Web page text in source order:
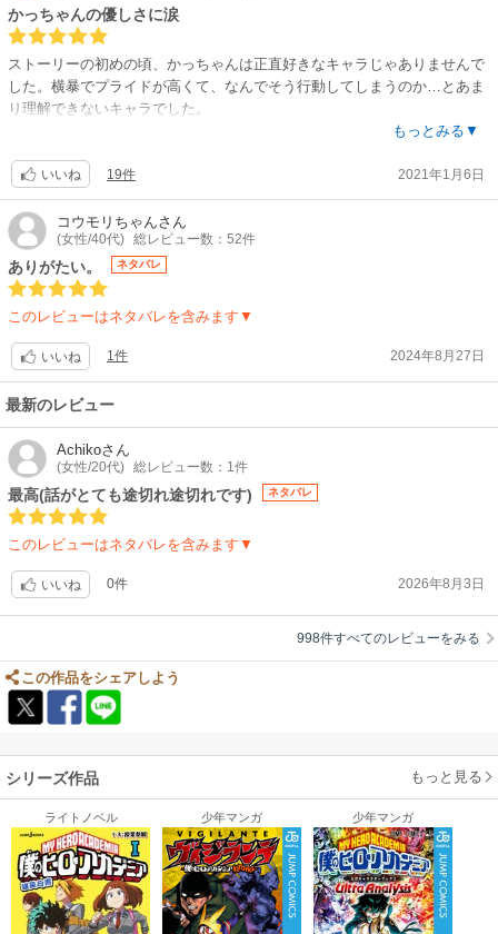
しい大人(私も含めて)でも、どのくらい製作陣のメッセージを理解できる
のか分からないけど、何度か読み直して分かったり、今は分からなくとも
何年か経ってから気付いたりするのだろうな。
子どもが小学生ですが、残念ながら今はコロコロ派です。私もネット(シー
モア)で全巻読んじゃったなー。紙で全巻買ってリビングに置かなきゃ。い
きる子になりますように。
平和を願える子に育ってはいますが、そのための振る舞いや行動とは何な
のか、気づくといいな。
これは英語や主要言語だけじゃなくて、どうにか頑張って世界中言語に訳
しての世界中の子ども達が読めるようにしてあげてほしいと思いました。
(教科書に載せます？？)
ヒロアカはもちろん、日本の漫画って世界の財産だなと思いました。
USJ行く前に読みたかった。。。
かっちゃんの優しさに涙
ストーリーの初めの頃、かっちゃんは正直好きなキャラじゃありませんで
した。横暴でプライドが高くて、なんでそう行動してしまうのか…とあま
り理解できないキャラでした。
でも物語が進むごとに、かっちゃんが各場面で何を考え、どう感じていた
口は悪くとも理路整然と作戦をたて、遂行できるところ。街の人々だけじ
ゃなく、仲間も守るために行動できるところ。そして、デクの状況を知
り、身を案じるがゆえの行動。。
29巻ではかっちゃんの優しさと心の成長が描かれていて涙腺が緩みっぱな
しでした。
今、デクの状況を知った上で1番身近に支えられるのはかっちゃんしかい
ないけど、それがもういやいややらされてるわけじゃない所に感動してい
かっちゃんもデクもホークスも相澤先生もみんなみんな無事でいることを
祈るばかりです。
現実社会ではお医者さんや看護師さんなどの医療関係のヒーローが最前線
ちゃんのような優しさを持って行動しようと思います。
次巻も楽しみに、そして祈りながら待っています。
もっとみる▼
いいね 19件 2021年1月6日
コウモリちゃんさん
(女性/40代) 総レビュー数：52件
ありがたい。 ネタバレ
このレビューはネタバレを含みます▼
いいね 1件 2024年8月27日
最新のレビュー
Achikoさん
(女性/20代) 総レビュー数：1件
最高(話がとても途切れ途切れです) ネタバレ
このレビューはネタバレを含みます▼
いいね 0件 2026年8月3日
998件すべてのレビューをみる
この作品をシェアしよう
シリーズ作品 もっと見る
ライトノベル 少年マンガ 少年マンガ